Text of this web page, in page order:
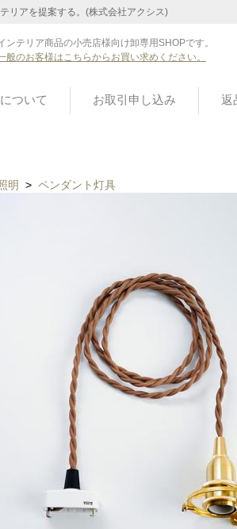
リアを提案する。(株式会社アクシス)
ンテリア商品の小売店様向け卸専用SHOPです。
般のお客様はこちらからお買い求めください。
ついて お取引申し込み 返
明 > ペンダント灯具